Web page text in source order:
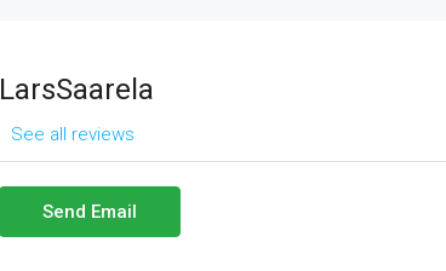
LarsSaarela
See all reviews
Send Email